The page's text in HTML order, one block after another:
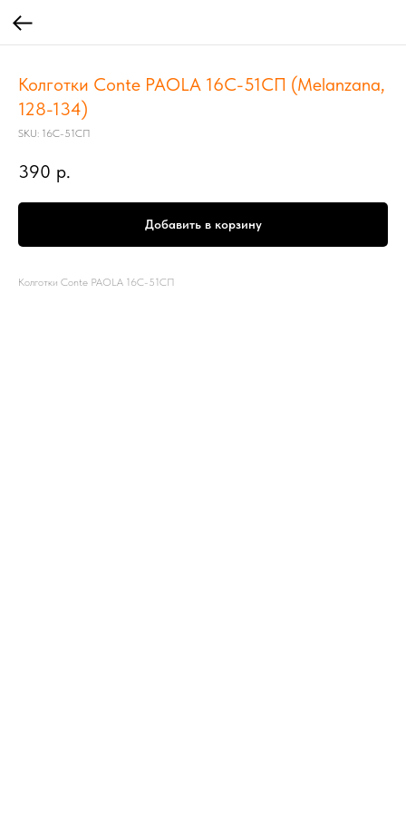
Колготки Conte PAOLA 16С-51СП (Melanzana,
128-134)
SKU: 16С-51СП
390 р.
Добавить в корзину
Колготки Conte PAOLA 16С-51СП